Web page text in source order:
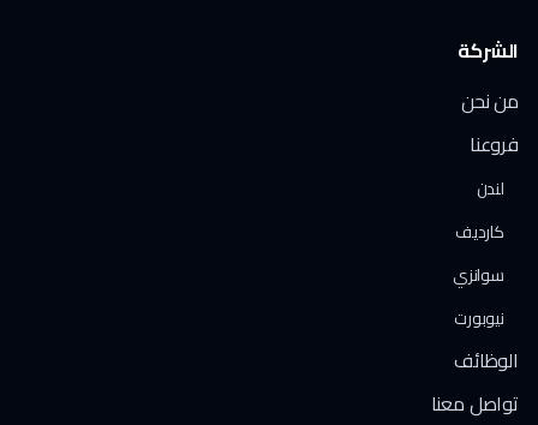
الشركة
من نحن
فروعنا
لندن
كارديف
سوانزي
نيوبورت
الوظائف
تواصل معنا